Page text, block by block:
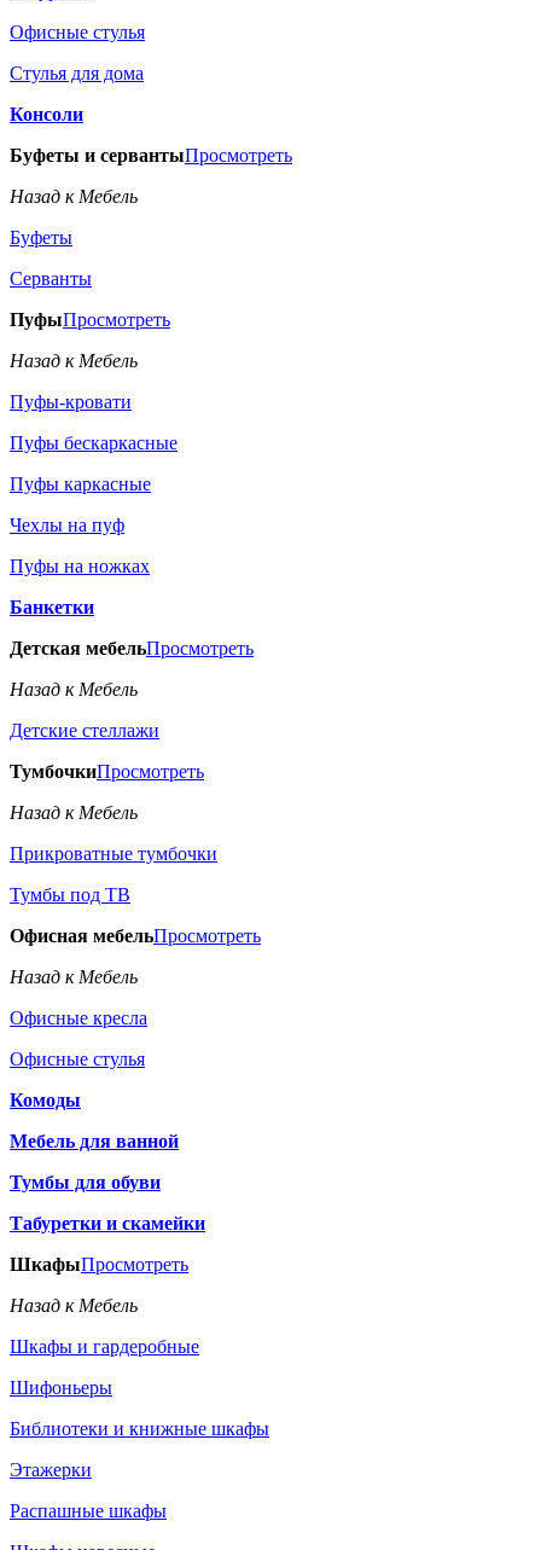
Офисные стулья
Стулья для дома
Консоли
Буфеты и сервантыПросмотреть
Назад к Мебель
Буфеты
Серванты
ПуфыПросмотреть
Назад к Мебель
Пуфы-кровати
Пуфы бескаркасные
Пуфы каркасные
Чехлы на пуф
Пуфы на ножках
Банкетки
Детская мебельПросмотреть
Назад к Мебель
Детские стеллажи
ТумбочкиПросмотреть
Назад к Мебель
Прикроватные тумбочки
Тумбы под ТВ
Офисная мебельПросмотреть
Назад к Мебель
Офисные кресла
Офисные стулья
Комоды
Мебель для ванной
Тумбы для обуви
Табуретки и скамейки
ШкафыПросмотреть
Назад к Мебель
Шкафы и гардеробные
Шифоньеры
Библиотеки и книжные шкафы
Этажерки
Распашные шкафы